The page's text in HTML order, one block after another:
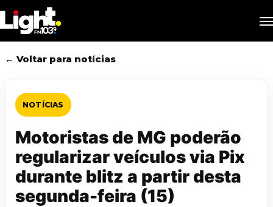
to
main
content
← Voltar para notícias
NOTÍCIAS
Motoristas de MG poderão
regularizar veículos via Pix
durante blitz a partir desta
segunda-feira (15)